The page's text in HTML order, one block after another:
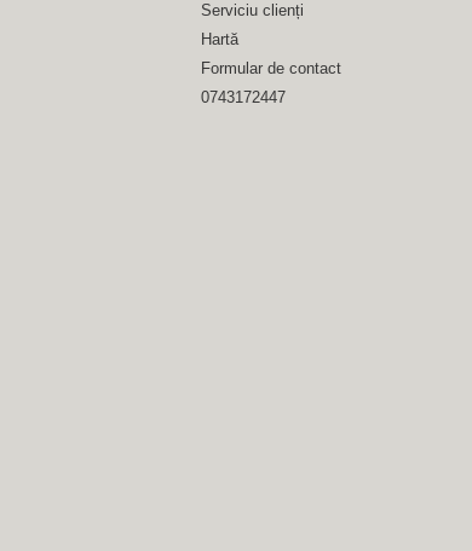
Serviciu clienți
Hartă
Formular de contact
0743172447